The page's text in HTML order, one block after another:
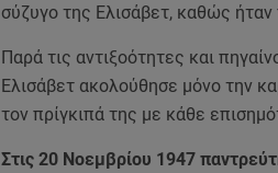
σύζυγο της Ελισάβετ, καθώς ήταν
Παρά τις αντιξοότητες και
Ελισάβετ ακολούθησε μόνο την
τον πρίγκιπά της με κάθε
Στις 20 Νοεμβρίου 1947